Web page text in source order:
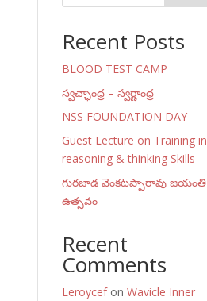
Recent Posts
BLOOD TEST CAMP
స్వచ్ఛాంధ్ర – స్వర్ణాంధ్ర
NSS FOUNDATION DAY
Guest Lecture on Training in
reasoning & thinking Skills
గురజాడ వెంకటప్పారావు జయంతి
ఉత్సవం
Recent
Comments
LeroycefonWavicle Inner